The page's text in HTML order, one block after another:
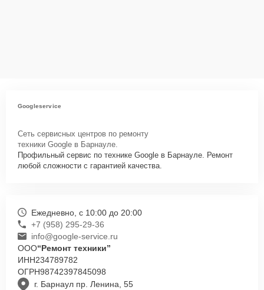
Googleservice
Сеть сервисных центров по ремонту
техники Google в Барнауле.
Профильный сервис по технике Google в Барнауле. Ремонт
любой сложности с гарантией качества.
г. Барнаул пр. Ленина, 55
Ежедневно, с 10:00 до 20:00
+7 (958) 295-29-36
info@google-service.ru
ООО“Ремонт техники”
ИНН234789782
ОГРН98742397845098